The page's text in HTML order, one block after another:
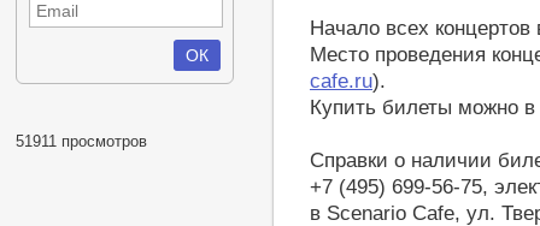
51911 просмотров
Начало всех концертов
Место проведения
cafe.ru).
Купить билеты можно
Справки о наличии
+7 (495) 699-56-75,
в Scenario Cafe, ул.